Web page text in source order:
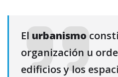
El urbanismo
organización u
edificios y los